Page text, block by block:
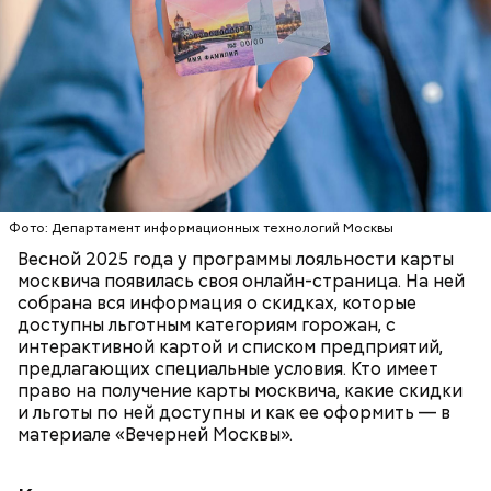
Фото: Департамент информационных технологий Москвы
Весной 2025 года у программы лояльности карты
москвича появилась своя онлайн-страница. На ней
собрана вся информация о скидках, которые
доступны льготным категориям горожан, с
интерактивной картой и списком предприятий,
предлагающих специальные условия. Кто имеет
право на получение карты москвича, какие скидки
и льготы по ней доступны и как ее оформить — в
материале «Вечерней Москвы».
Скидки по карте москвича доступны в следующих
категориях:
бытовая техника и электроника;
товары для дома;
туризм (санатории, гостиницы, турфирмы).
ПОРТАЛ MOS.RU МОСКВА ЛЬГОТЫ
В настоящее время велоинфраструктура «Зеленого
кольца» реализована в пяти округах города,
подчеркнули в ЦОДД:
Существуют несколько версий, какой именно дом
стал прототипом жилища Мастера. Но согласно
самой популярной — это подвал дома № 9, что в
Мансуровском переулке. Здесь жили друзья
Булгакова — братья Топлениновы. Писатель часто
приходил к ним в гости и работал над «Мастером и
Маргаритой».